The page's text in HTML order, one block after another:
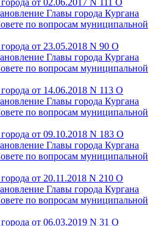
Главы города Кургана
по вопросам муниципальной
от 23.05.2018 N 90 О
Главы города Кургана
по вопросам муниципальной
от 14.06.2018 N 113 О
Главы города Кургана
по вопросам муниципальной
от 09.10.2018 N 183 О
Главы города Кургана
по вопросам муниципальной
от 20.11.2018 N 210 О
Главы города Кургана
по вопросам муниципальной
от 06.03.2019 N 31 О